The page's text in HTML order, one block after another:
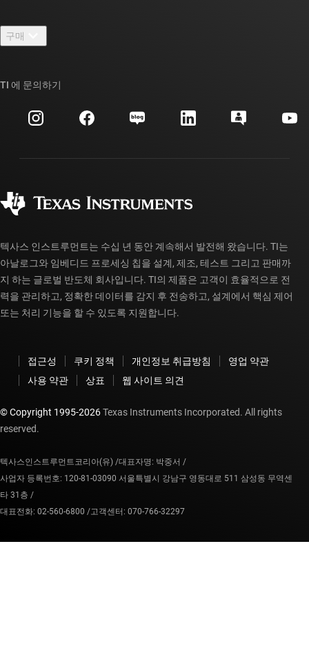
뉴스룸
이벤트
투자 관계
TI E2E™ 설계 지원 포럼
대체품 검색
고객 지원 센터
myTI 계정 FAQ
구매
주문 FAQ
TI 에 문의하기
텍사스 인스트루먼트는 수십 년 동안 계속해서 발전해 왔습니다. TI는
아날로그와 임베디드 프로세싱 칩을 설계, 제조, 테스트 그리고 판매까
지 하는 글로벌 반도체 회사입니다. TI의 제품은 고객이 효율적으로 전
력을 관리하고, 정확한 데이터를 감지 후 전송하고, 설계에서 핵심 제어
또는 처리 기능을 할 수 있도록 지원합니다.
접근성 쿠키 정책 개인정보 취급방침
영업 약관
사용 약관
상표 웹 사이트 의견
© Copyright 1995-2026Texas Instruments Incorporated. All rights
reserved.
텍사스인스트루먼트코리아(유) /대표자명: 박중서 /
사업자 등록번호: 120-81-03090 서울특별시 강남구 영동대로 511 삼성동 무역센
타 31층 /
대표전화: 02-560-6800 /고객센터: 070-766-32297